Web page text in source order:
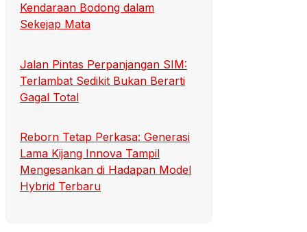
Kendaraan Bodong dalam
Sekejap Mata
Jalan Pintas Perpanjangan SIM:
Terlambat Sedikit Bukan Berarti
Gagal Total
Reborn Tetap Perkasa: Generasi
Lama Kijang Innova Tampil
Mengesankan di Hadapan Model
Hybrid Terbaru